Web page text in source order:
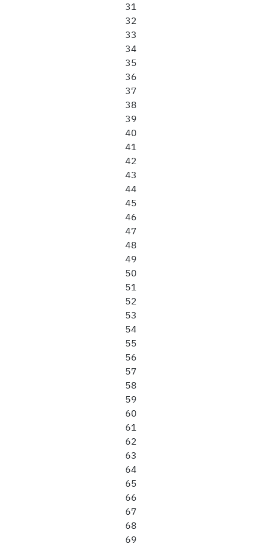
31
32
33
34
35
36
37
38
39
40
41
42
43
44
45
46
47
48
49
50
51
52
53
54
55
56
57
58
59
60
61
62
63
64
65
66
67
68
69